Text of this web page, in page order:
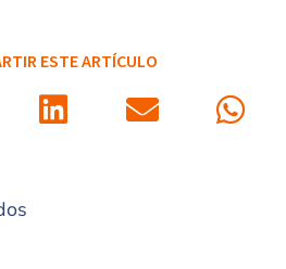
ESTE ARTÍCULO